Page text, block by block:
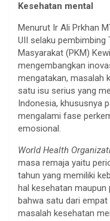
Kesehatan mental
Menurut Ir Ali Prkhan
UII selaku pembimbing
Masyarakat (PKM)
mengembangkan
mengatakan, masalah
satu isu serius yang
Indonesia, khususnya
mengalami fase
emosional.
World Health
masa remaja yaitu
tahun yang memiliki
hal kesehatan maupun
bahwa satu dari
masalah kesehatan